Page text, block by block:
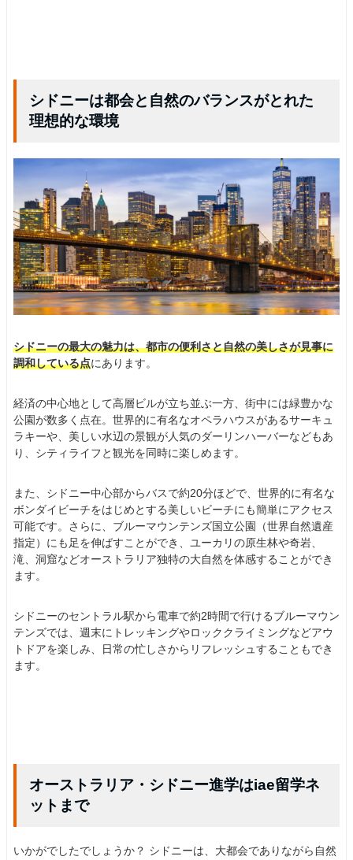
シドニーは都会と自然のバランスがとれた
理想的な環境
シドニーの最大の魅力は、都市の便利さと自然の美しさが見事に
調和している点にあります。
経済の中心地として高層ビルが立ち並ぶ一方、街中には緑豊かな
公園が数多く点在。世界的に有名なオペラハウスがあるサーキュ
ラキーや、美しい水辺の景観が人気のダーリンハーバーなどもあ
り、シティライフと観光を同時に楽しめます。
また、シドニー中心部からバスで約20分ほどで、世界的に有名な
ボンダイビーチをはじめとする美しいビーチにも簡単にアクセス
可能です。さらに、ブルーマウンテンズ国立公園（世界自然遺産
指定）にも足を伸ばすことができ、ユーカリの原生林や奇岩、
滝、洞窟などオーストラリア独特の大自然を体感することができ
ます。
シドニーのセントラル駅から電車で約2時間で行けるブルーマウン
テンズでは、週末にトレッキングやロッククライミングなどアウ
トドアを楽しみ、日常の忙しさからリフレッシュすることもでき
ます。
オーストラリア・シドニー進学はiae留学ネ
ットまで
いかがでしたでしょうか？ シドニーは、大都会でありながら自然